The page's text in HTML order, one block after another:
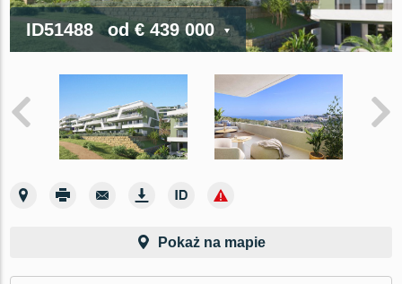
ID51488 od€ 439 000
Pokaż na mapie